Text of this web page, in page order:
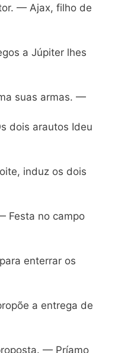
— Ajax, filho de
a Júpiter lhes
suas armas. —
dois arautos Ideu
induz os dois
Festa no campo
enterrar os
a entrega de
— Príamo